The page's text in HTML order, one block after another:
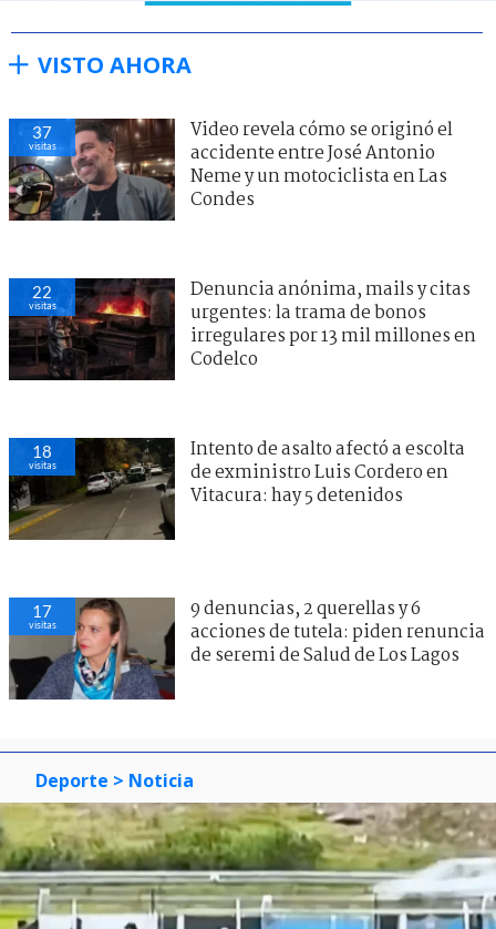
VISTO AHORA
37
visitas
Video revela cómo se originó el
accidente entre José Antonio
Neme y un motociclista en Las
Condes
22
visitas
Denuncia anónima, mails y citas
urgentes: la trama de bonos
irregulares por 13 mil millones en
Codelco
18
visitas
Intento de asalto afectó a escolta
de exministro Luis Cordero en
Vitacura: hay 5 detenidos
17
visitas
9 denuncias, 2 querellas y 6
acciones de tutela: piden renuncia
de seremi de Salud de Los Lagos
Deporte > Noticia